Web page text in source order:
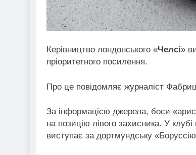
Керівництво лондонського «Челсі»
пріоритетного посилення.
Про це повідомляє журналіст
За інформацією джерела, боси
на позицію лівого захисника. У
виступає за дортмундську